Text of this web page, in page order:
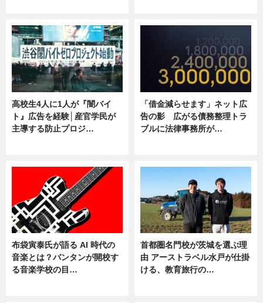
高校生4人に1人が『闇バイ
ト』広告を経験│産官学民が
主導する防止プロジ…
「借金減らせます」ネット広
告の影 広がる債務整理トラ
ブルに法律事務所が…
布袋寅泰氏が語る AI 時代の
音楽とは？バンタンが開校す
る音楽学校の目…
首都圏名門校が茨城を選ぶ理
由 アーストラベル水戸が仕掛
ける、教育旅行の…